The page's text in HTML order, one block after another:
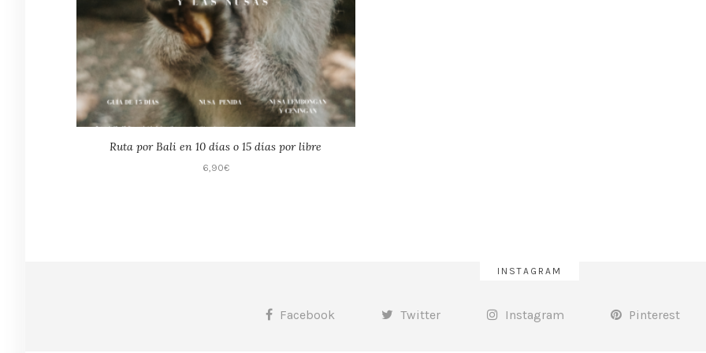
Ruta por Bali en 10 días o 15 días por libre
6,90€
INSTAGRAM
Facebook Twitter Instagram Pinterest